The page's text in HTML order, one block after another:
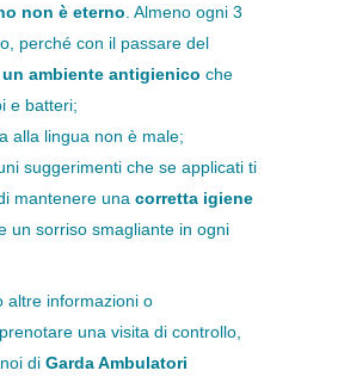
non è eterno . Almeno ogni 3
perché con il passare del
ambiente antigienico che
e batteri;
alla lingua non è male;
suggerimenti che se applicati ti
mantenere una corretta igiene
un sorriso smagliante in ogni
altre informazioni o
una visita di controllo,
di Garda Ambulatori